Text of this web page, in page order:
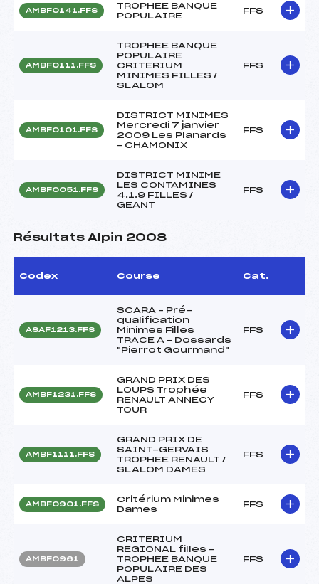
AMBF0141.FFS
TROPHEE BANQUE
POPULAIRE
FFS
AMBF0111.FFS
TROPHEE BANQUE
POPULAIRE
CRITERIUM
MINIMES FILLES /
SLALOM
FFS
AMBF0101.FFS
DISTRICT MINIMES
Mercredi 7 janvier
2009 Les Planards
– CHAMONIX
FFS
AMBF0051.FFS
DISTRICT MINIME
LES CONTAMINES
4.1.9 FILLES /
GEANT
FFS
Résultats Alpin 2008
Codex Course Cat.
ASAF1213.FFS
SCARA – Pré-
qualification
Minimes Filles
TRACE A – Dossards
"Pierrot Gourmand"
FFS
AMBF1231.FFS
GRAND PRIX DES
LOUPS Trophée
RENAULT ANNECY
TOUR
FFS
AMBF1111.FFS
GRAND PRIX DE
SAINT-GERVAIS
TROPHEE RENAULT /
SLALOM DAMES
FFS
AMBF0901.FFS
Critérium Minimes
Dames
FFS
AMBF0961
CRITERIUM
REGIONAL filles –
TROPHEE BANQUE
POPULAIRE DES
ALPES
FFS